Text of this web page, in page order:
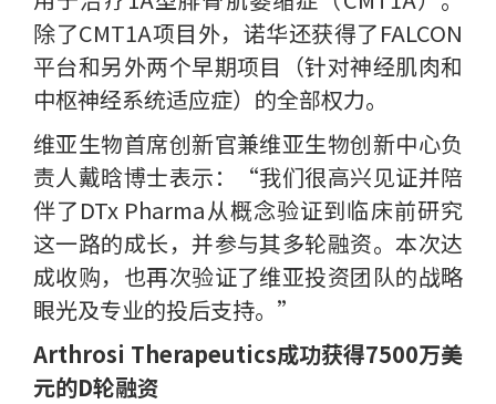
除了CMT1A项目外，诺华还获得了FALCON
平台和另外两个早期项目（针对神经肌肉和
中枢神经系统适应症）的全部权力。
维亚生物首席创新官兼维亚生物创新中心负
责人戴晗博士表示：“我们很高兴见证并陪
伴了DTx Pharma从概念验证到临床前研究
这一路的成长，并参与其多轮融资。本次达
成收购，也再次验证了维亚投资团队的战略
眼光及专业的投后支持。”
Arthrosi Therapeutics成功获得7500万美
元的D轮融资